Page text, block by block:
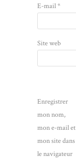
E-mail*
Site web
Enregistrer
mon nom,
mon e-mail et
mon site dans
le navigateur